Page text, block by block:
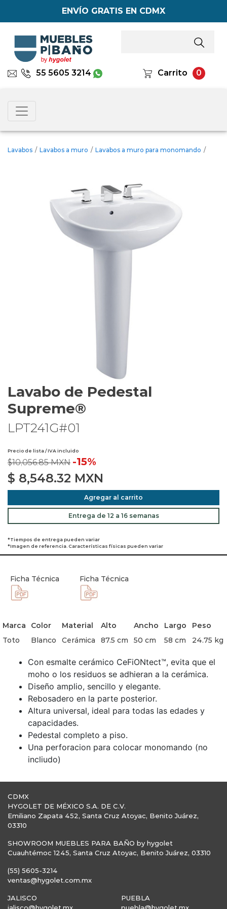
ENVÍO GRATIS EN CDMX
55 5605 3214 Carrito 0
Lavabos / Lavabos a muro / Lavabos a muro para monomando /
Lavabo de Pedestal
Supreme®
LPT241G#01
Precio de lista / IVA incluido
$10,056.85 MXN -15%
$ 8,548.32 MXN
Agregar al carrito
Entrega de 12 a 16 semanas
*Tiempos de entrega pueden variar
*Imagen de referencia. Características físicas pueden variar
Ficha Técnica Ficha Técnica
Marca Color Material Alto Ancho Largo
Peso
Toto
Blanco Cerámica 87.5 cm 50 cm 58 cm 24.75 kg
Con esmalte cerámico CeFiONtect™, evita que el
moho o los residuos se adhieran a la cerámica.
Diseño amplio, sencillo y elegante.
Rebosadero en la parte posterior.
Altura universal, ideal para todas las edades y
capacidades.
Pedestal completo a piso.
Una perforacion para colocar monomando (no
incliudo)
CDMX
HYGOLET DE MÉXICO S.A. DE C.V.
Emiliano Zapata 452, Santa Cruz Atoyac, Benito Juárez,
03310
SHOWROOM MUEBLES PARA BAÑO by hygolet
Cuauhtémoc 1245, Santa Cruz Atoyac, Benito Juárez, 03310
(55) 5605-3214
ventas@hygolet.com.mx
JALISCO
PUEBLA